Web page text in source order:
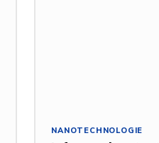
NANOTECHNOLOGIE